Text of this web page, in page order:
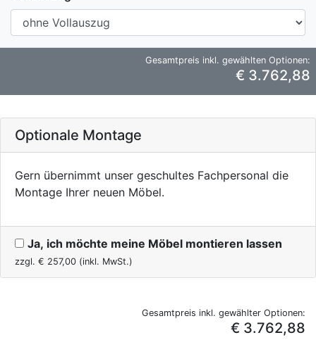
Gesamtpreis inkl. gewählten Optionen:
€ 3.762,88
Optionale Montage
Gern übernimmt unser geschultes Fachpersonal die
Montage Ihrer neuen Möbel.
Ja, ich möchte meine Möbel montieren lassen
zzgl. € 257,00 (inkl. MwSt.)
Gesamtpreis inkl. gewählter Optionen:
€ 3.762,88